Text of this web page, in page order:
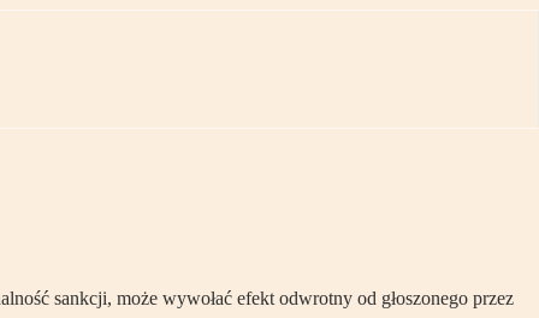
sankcji, może wywołać efekt odwrotny od głoszonego przez